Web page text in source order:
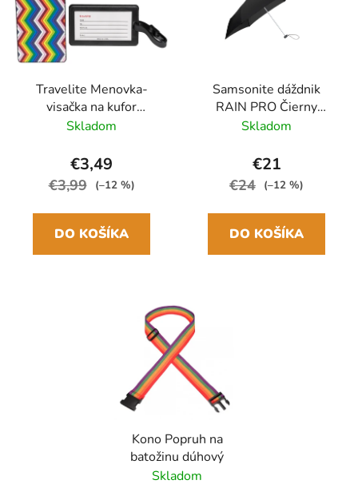
Travelite Menovka-
visačka na kufor
Multicolor Waves
Skladom
€3,49
€3,99 (–12 %)
DO KOŠÍKA
Samsonite dáždnik
RAIN PRO Čierny
skladací manuálny
Skladom
€21
€24 (–12 %)
DO KOŠÍKA
Kono Popruh na
batožinu dúhový
Skladom